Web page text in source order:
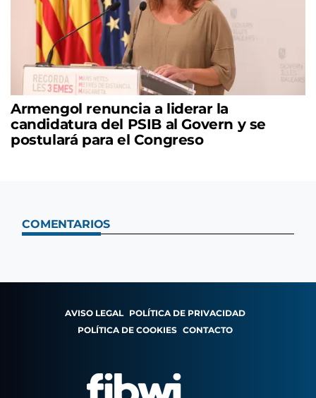
Armengol renuncia a liderar la
candidatura del PSIB al Govern y se
postulará para el Congreso
COMENTARIOS
AVISO LEGAL POLÍTICA DE PRIVACIDAD
POLÍTICA DE COOKIES CONTACTO